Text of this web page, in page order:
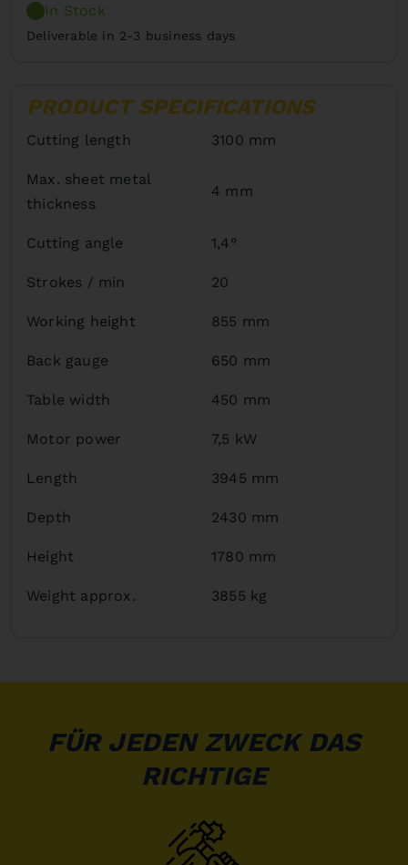
In Stock
Deliverable in 2-3 business days
PRODUCT SPECIFICATIONS
Cutting length 3100 mm
Max. sheet metal
thickness
4 mm
Cutting angle 1,4°
Strokes / min 20
Working height 855 mm
Back gauge 650 mm
Table width 450 mm
Motor power 7,5 kW
Length 3945 mm
Depth 2430 mm
Height 1780 mm
Weight approx. 3855 kg
FÜR JEDEN ZWECK DAS
RICHTIGE